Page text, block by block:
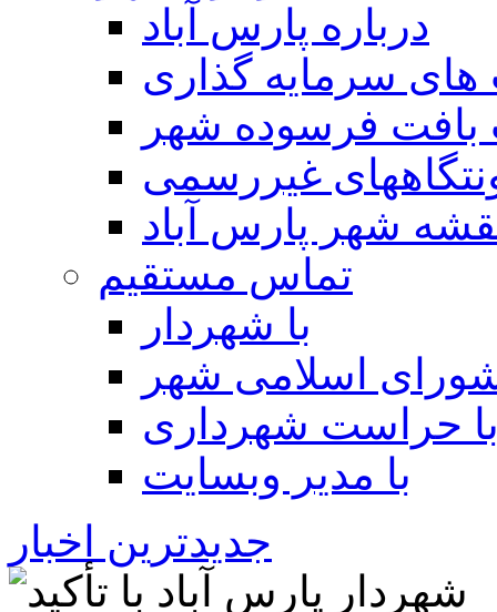
درباره پارس آباد
سرمایه گذاری
بافت فرسوده شهر
غیررسمی
شهر پارس آباد
تماس مستقیم
با شهردار
اسلامی شهر
حراست شهرداری
با مدیر وبسایت
جدیدترین اخبار